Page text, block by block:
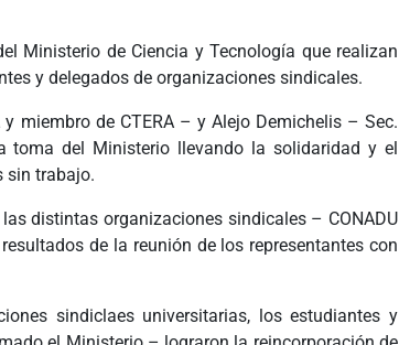
Ministerio de Ciencia y Tecnología que realizan
y delegados de organizaciones sindicales.
miembro de CTERA – y Alejo Demichelis – Sec.
toma del Ministerio llevando la solidaridad y el
sin trabajo.
distintas organizaciones sindicales – CONADU
de la reunión de los representantes con
sindiclaes universitarias, los estudiantes y